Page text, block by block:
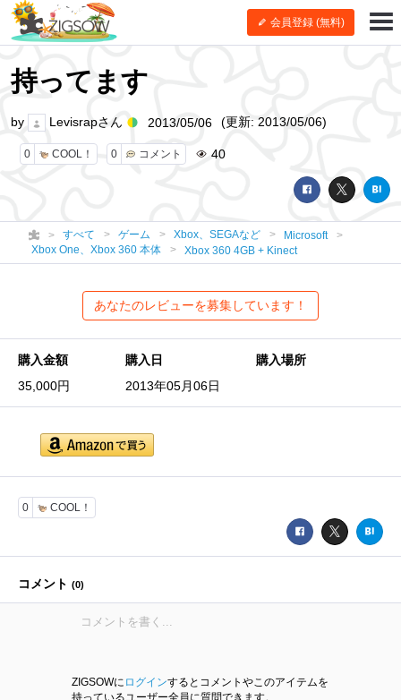
会員登録 (無料)
持ってます
0 COOL！ 0 コメント 40
by Levisrapさん 2013/05/06 (更新: 2013/05/06)
すべて ゲーム Xbox、SEGAなど
Microsoft
Xbox One、Xbox 360 本体
Xbox 360 4GB + Kinect
あなたのレビューを募集しています！
購入金額
35,000円
購入日
2013年05月06日
購入場所
0 COOL！
コメント (0)
ZIGSOWに ログインするとコメントやこのアイテムを
持っているユーザー全員に質問できます。